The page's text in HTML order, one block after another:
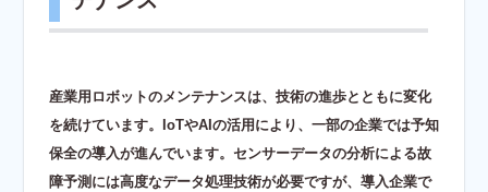
産業用ロボットのメンテナンスは、技術の進歩とともに変化
を続けています。IoTやAIの活用により、一部の企業では予知
保全の導入が進んでいます。センサーデータの分析による故
障予測には高度なデータ処理技術が必要ですが、導入企業で